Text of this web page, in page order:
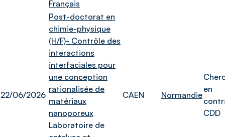
Français
22/06/2026
Post-doctorat en
chimie-physique
(H/F)- Contrôle des
interactions
interfaciales pour
une conception
rationalisée de
matériaux
nanoporeux
Laboratoire de
CAEN Normandie
en
CDD